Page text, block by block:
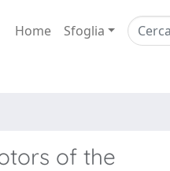
Home Sfoglia
of the